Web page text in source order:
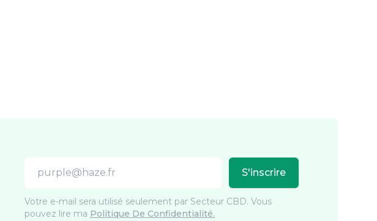
S'inscrire
Votre e-mail sera utilisé seulement par Secteur CBD. Vous
pouvez lire ma Politique De Confidentialité.